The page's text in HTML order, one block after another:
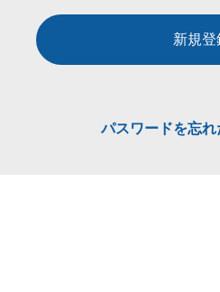
新規登
パスワードを忘れ